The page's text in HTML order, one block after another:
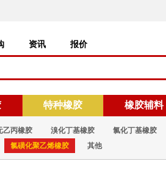
资讯 报价
特种橡胶 橡胶辅料
乙丙橡胶 溴化丁基橡胶 氯化丁基橡胶
氯磺化聚乙烯橡胶 其他